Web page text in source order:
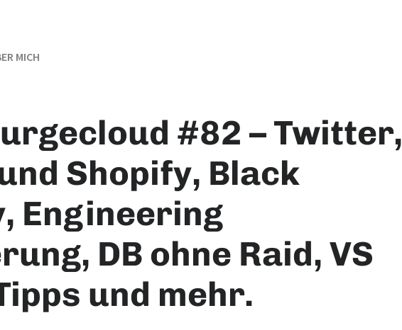
MICH
#82 – Twitter,
Shopify, Black
Engineering
DB ohne Raid, VS
und mehr.